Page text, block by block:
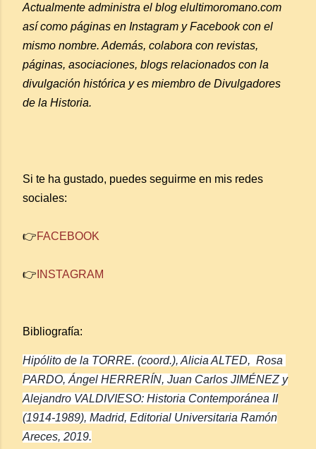
Actualmente administra el blog elultimoromano.com
así como páginas en Instagram y Facebook con el
mismo nombre. Además, colabora con revistas,
páginas, asociaciones, blogs relacionados con la
divulgación histórica y es miembro de Divulgadores
de la Historia.
Si te ha gustado, puedes seguirme en mis redes
sociales:
👉FACEBOOK
👉 INSTAGRAM
Bibliografía:
Hipólito de la TORRE. (coord.), Alicia ALTED, Rosa
PARDO, Ángel HERRERÍN, Juan Carlos JIMÉNEZ y
Alejandro VALDIVIESO: Historia Contemporánea II
(1914-1989), Madrid, Editorial Universitaria Ramón
Areces, 2019.